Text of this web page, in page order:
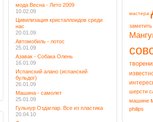
мода Весна - Лето 2009
10.02.09
Цивилизация кристаллоидов среди
нас
20.01.09
Автомобиль - лотос
25.01.09
Азавак - Собака Олень
16.01.09
Испанский алано (испанский
бульдог)
26.01.09
Машина - самолет
25.01.09
Гульнур Оздаглар. Все из пластика
20.04.10
мастера
заметить
шерсти
машине
philips